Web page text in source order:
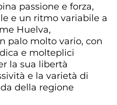
passione e forza,
e un ritmo variabile a
Huelva,
palo molto vario, con
e molteplici
la sua libertà
e la varietà di
della regione